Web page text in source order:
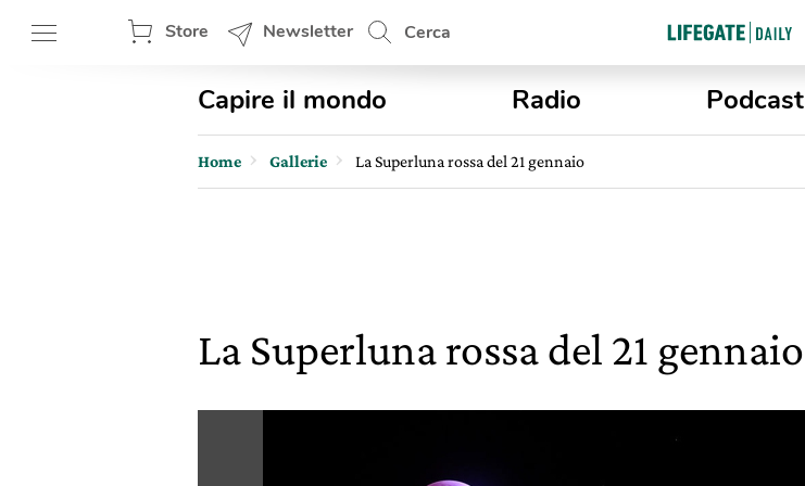
Store Newsletter Cerca
Capire il mondo Radio Podcast
Home Gallerie La Superluna rossa del 21 gennaio
La Superluna rossa del 21 gennaio